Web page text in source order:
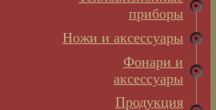
приборы
Ножи и аксессуары
Фонари и
аксессуары
Продукция